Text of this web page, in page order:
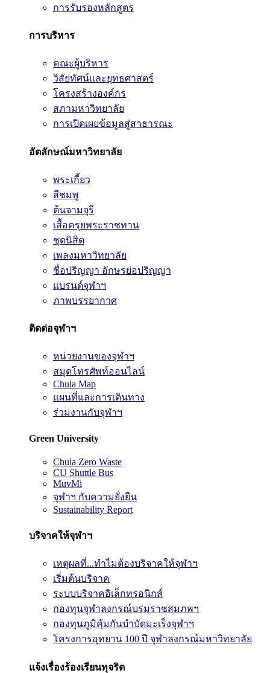
การรับรองหลักสูตร
การบริหาร
คณะผู้บริหาร
วิสัยทัศน์และยุทธศาสตร์
โครงสร้างองค์กร
สภามหาวิทยาลัย
การเปิดเผยข้อมูลสู่สาธารณะ
อัตลักษณ์มหาวิทยาลัย
พระเกี้ยว
สีชมพู
ต้นจามจุรี
เสื้อครุยพระราชทาน
ชุดนิสิต
เพลงมหาวิทยาลัย
ชื่อปริญญา อักษรย่อปริญญา
แบรนด์จุฬาฯ
ภาพบรรยากาศ
ติดต่อจุฬาฯ
หน่วยงานของจุฬาฯ
สมุดโทรศัพท์ออนไลน์
Chula Map
แผนที่และการเดินทาง
ร่วมงานกับจุฬาฯ
Green University
Chula Zero Waste
CU Shuttle Bus
MuvMi
จุฬาฯ กับความยั่งยืน
Sustainability Report
บริจาคให้จุฬาฯ
เหตุผลที่...ทำไมต้องบริจาคให้จุฬาฯ
เริ่มต้นบริจาค
ระบบบริจาคอิเล็กทรอนิกส์
กองทุนจุฬาลงกรณ์บรมราชสมภพฯ
กองทุนภูมิคุ้มกันบำบัดมะเร็งจุฬาฯ
โครงการอุทยาน 100 ปี จุฬาลงกรณ์มหาวิทยาลัย
แจ้งเรื่องร้องเรียนทุจริต